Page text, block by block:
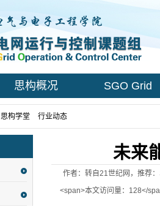
思构概况 SGO Grid
思构学堂 行业动态
未来
作者：转自21世纪网，推荐
<span>本文访问量：128</